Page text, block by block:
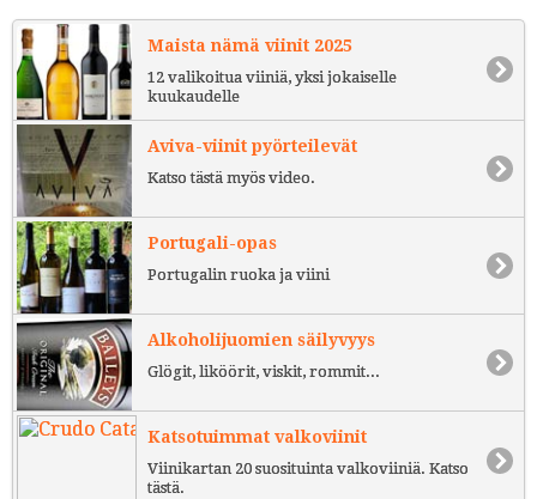
Maista nämä viinit 2025
12 valikoitua viiniä, yksi jokaiselle
kuukaudelle
Aviva-viinit pyörteilevät
Katso tästä myös video.
Portugali-opas
Portugalin ruoka ja viini
Alkoholijuomien säilyvyys
Glögit, liköörit, viskit, rommit...
Katsotuimmat valkoviinit
Viinikartan 20 suosituinta valkoviiniä. Katso
tästä.